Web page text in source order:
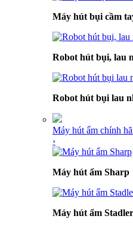
Máy hút bụi cầm
Robot hút bụi, lau
Robot hút bụi lau
Máy hút ẩm chính
›
Máy hút ẩm Sharp
Máy hút ẩm